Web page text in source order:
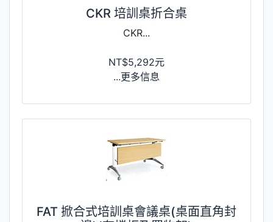
CKR 培訓桌折合桌
CKR...
NT$5,292元
...更多信息
FAT 掀合式培訓桌會議桌(桌面直角封